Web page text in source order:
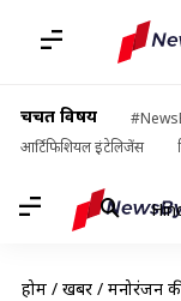
चर्चित विषय
आर्टिफिशियल इंटेलिजेंस
होम / खबरें / मनोरंजन